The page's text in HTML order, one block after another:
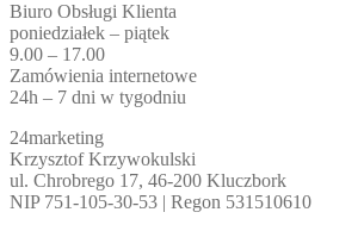
Biuro Obsługi Klienta
poniedziałek – piątek
9.00 – 17.00
Zamówienia internetowe
24h – 7 dni w tygodniu
24marketing
Krzysztof Krzywokulski
ul. Chrobrego 17, 46-200 Kluczbork
NIP 751-105-30-53 | Regon 531510610